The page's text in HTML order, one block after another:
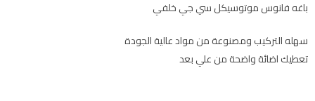
باغه فانوس موتوسيكل سي جي خلفي
سهله التركيب ومصنوعة من مواد عالية الجودة
تعطيك اضائة واضحة من علي بعد